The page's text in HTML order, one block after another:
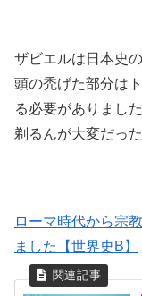
ザビエルは日本史
頭の禿げた部分は
る必要がありまし
剃るんが大変だっ
ローマ時代から宗
ました【世界史B】